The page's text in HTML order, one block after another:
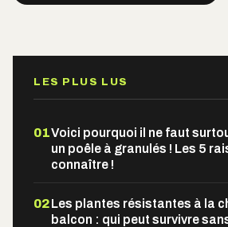
LES PLUS LUS
01Voici pourquoi il ne faut
un poêle à granulés ! Les 5
connaître !
02Les plantes résistantes à la
balcon : qui peut survivre